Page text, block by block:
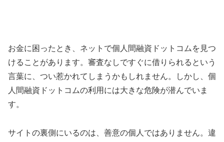
お金に困ったとき、ネットで個人間融資ドットコムを見つ
けることがあります。審査なしですぐに借りられるという
言葉に、つい惹かれてしまうかもしれません。しかし、個
人間融資ドットコムの利用には大きな危険が潜んでいま
す。
サイトの裏側にいるのは、善意の個人ではありません。違